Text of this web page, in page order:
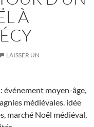
À
LAISSER UN
: événement moyen-âge,
médiévales. idée
marché Noël médiéval,